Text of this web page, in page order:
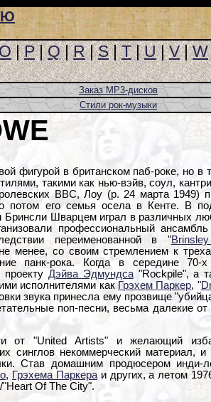
|P|Q|R|S|T|U|V|W
Заказ MP3-дисков
Стили рок-музыки
фигурой в британском паб-роке, но в
такими как нью-вэйв, соул,
ВВС, Лоу (р. 24 марта 1949)
потом его семья осела в Кенте. В
Бринсли Шварцем играл в различных
профессиональный ансамбль
переименованной в "
менее, со своим стремлением к
панк-рока. Когда в середине 70-
Дэйва Эдмундса"Rockpile", а
исполнителями как Грэхем Паркер, "
звука принесла ему прозвище
поп-песни, весьма далекие от
от "United Artists" и желающий
синглов некоммерческий материал,
Став домашним продюсером инди-
, Грэхема Паркераи других, а летом
Of The City".